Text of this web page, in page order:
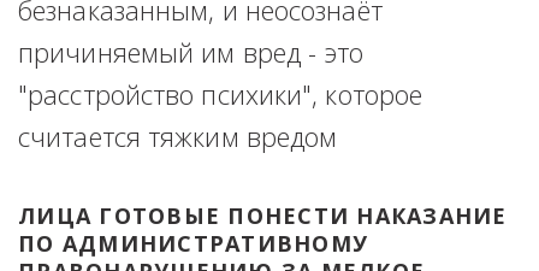
безнаказанным, и неосознаёт
причиняемый им вред - это
"расстройство психики", которое
считается тяжким вредом
ЛИЦА ГОТОВЫЕ ПОНЕСТИ НАКАЗАНИЕ
ПО АДМИНИСТРАТИВНОМУ